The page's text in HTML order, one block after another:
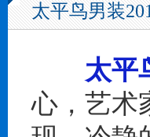
太平鸟男装
太平
心，艺术